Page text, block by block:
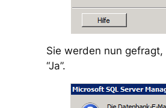
Sie werden nun
“Ja”.